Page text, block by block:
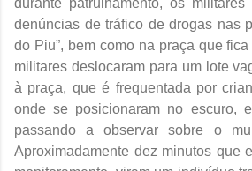
durante patrulhamento, os
denúncias de tráfico de drogas nas
do Piu”, bem como na praça que
militares deslocaram para um lote
à praça, que é frequentada por
onde se posicionaram no escuro,
passando a observar sobre o
Aproximadamente dez minutos que